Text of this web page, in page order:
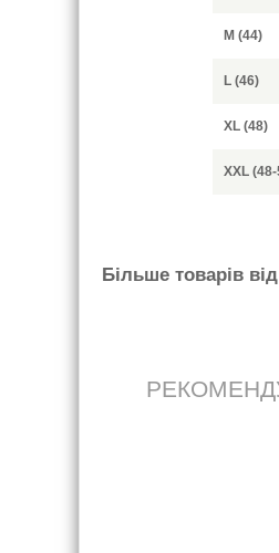
M (44)
L (46)
XL (48)
XXL
Бiльше товарiв